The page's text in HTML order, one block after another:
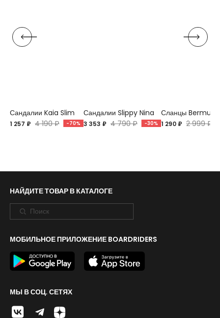
Сандалии Kaia Slim
1 257 ₽ 4 190 ₽ -70%
Сандалии Slippy Nina
3 353 ₽ 4 790 ₽ -30%
Сланцы Bermuda
1 290 ₽ 2 999 ₽
НАЙДИТЕ ТОВАР В КАТАЛОГЕ
МОБИЛЬНОЕ ПРИЛОЖЕНИЕ BOARDRIDERS
МЫ В СОЦ. СЕТЯХ